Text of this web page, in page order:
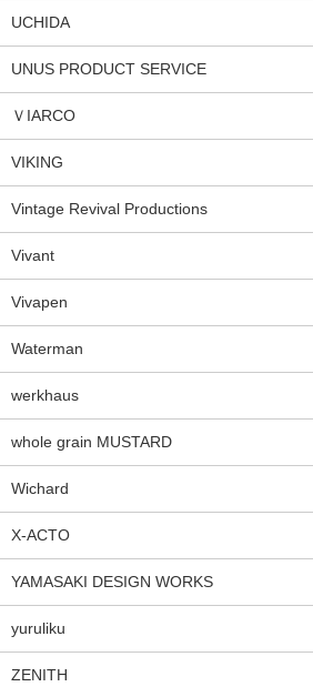
UCHIDA
UNUS PRODUCT SERVICE
ＶIARCO
VIKING
Vintage Revival Productions
Vivant
Vivapen
Waterman
werkhaus
whole grain MUSTARD
Wichard
X-ACTO
YAMASAKI DESIGN WORKS
yuruliku
ZENITH